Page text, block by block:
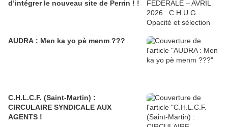
d’intégrer le nouveau site de Perrin ! !
AUDRA : Men ka yo pè menm ???
C.H.L.C.F. (Saint-Martin) :
CIRCULAIRE SYNDICALE AUX
AGENTS !